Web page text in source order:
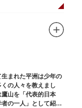
まれた平洲は少年の
の人々を教えまし
山を「代表的日本
の一人」として紹介